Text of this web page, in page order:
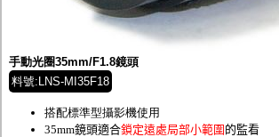
手動光圈35mm/F1.8鏡頭
料號:LNS-MI35F18
搭配標準型攝影機使用
35mm鏡頭適合鎖定遠處局部小範圍 的監看